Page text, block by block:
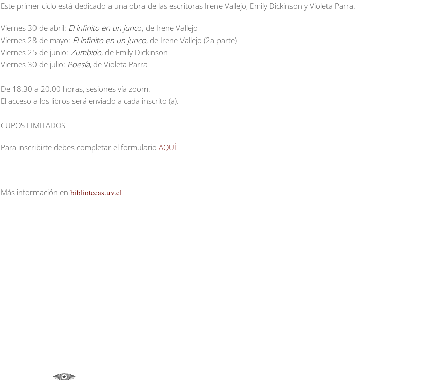
Este primer ciclo está dedicado a una obra de las escritoras Irene Vallejo, Emily Dickinson y Violeta Parra.
Viernes 30 de abril: El infinito en un junco, de Irene Vallejo
Viernes 28 de mayo: El infinito en un junco, de Irene Vallejo (2a parte)
Viernes 25 de junio:Zumbido, de Emily Dickinson
Viernes 30 de julio: Poesía, de Violeta Parra
De 18.30 a 20.00 horas, sesiones vía zoom.
El acceso a los libros será enviado a cada inscrito (a).
CUPOS LIMITADOS
Para inscribirte debes completar el formularioAQUÍ
Más información enbibliotecas.uv.cl